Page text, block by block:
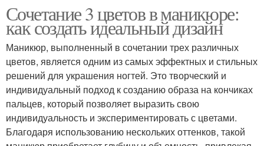
Сочетание 3 цветов в маникюре:
как создать идеальный дизайн
Маникюр, выполненный в сочетании трех различных
цветов, является одним из самых эффектных и стильных
решений для украшения ногтей. Это творческий и
индивидуальный подход к созданию образа на кончиках
пальцев, который позволяет выразить свою
индивидуальность и экспериментировать с цветами.
Благодаря использованию нескольких оттенков, такой